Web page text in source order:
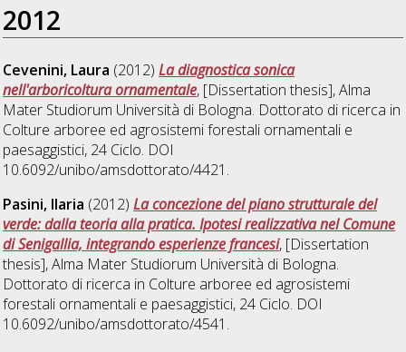
2012
Cevenini, Laura (2012)La diagnostica sonica
nell'arboricoltura ornamentale, [Dissertation thesis], Alma
Mater Studiorum Università di Bologna. Dottorato di ricerca in
Colture arboree ed agrosistemi forestali ornamentali e
paesaggistici, 24 Ciclo. DOI
10.6092/unibo/amsdottorato/4421.
Pasini, Ilaria (2012)La concezione del piano strutturale del
verde: dalla teoria alla pratica. Ipotesi realizzativa nel Comune
di Senigallia, integrando esperienze francesi, [Dissertation
thesis], Alma Mater Studiorum Università di Bologna.
Dottorato di ricerca in Colture arboree ed agrosistemi
forestali ornamentali e paesaggistici, 24 Ciclo. DOI
10.6092/unibo/amsdottorato/4541.